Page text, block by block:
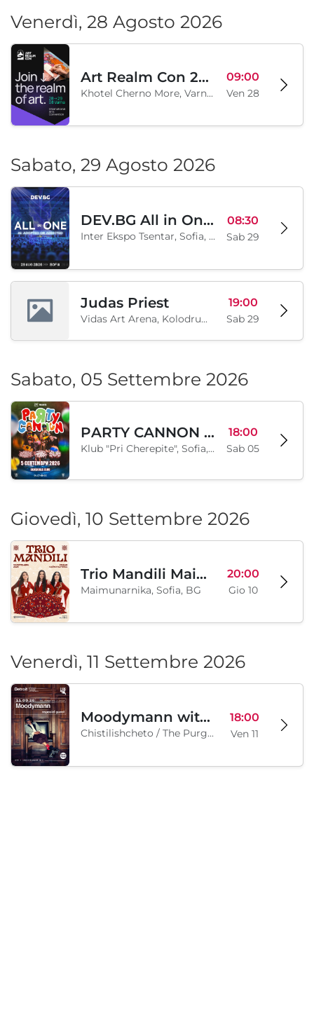
Venerdì, 28 Agosto 2026
Art Realm Con 2026
Khotel Cherno More, Varna, BG
09:00
Ven 28
Sabato, 29 Agosto 2026
DEV.BG All in One 2026
Inter Ekspo Tsentar, Sofia, BG
08:30
Sab 29
Judas Priest
Vidas Art Arena, Kolodrum, Borisova gradina, Sofia, BG
19:00
Sab 29
Sabato, 05 Settembre 2026
PARTY CANNON live in Sofia
Klub "Pri Cherepite", Sofia, BG
18:00
Sab 05
Giovedì, 10 Settembre 2026
Trio Mandili Maimunarnika- Sofia
Maimunarnika, Sofia, BG
20:00
Gio 10
Venerdì, 11 Settembre 2026
Moodymann with special guests
Chistilishcheto / The Purgatory, Sofia, BG
18:00
Ven 11